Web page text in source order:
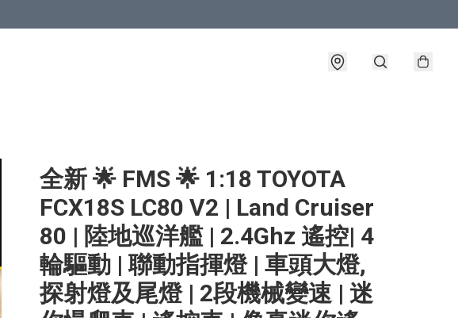
全新 🌟 FMS 🌟 1:18 TOYOTA
FCX18S LC80 V2 | Land Cruiser
80 | 陸地巡洋艦 | 2.4Ghz 遙控| 4
輪驅動 | 聯動指揮燈 | 車頭大燈,
探射燈及尾燈 | 2段機械變速 | 迷